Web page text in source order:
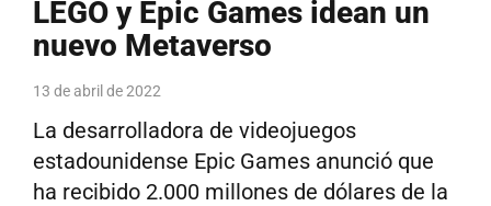
LEGO y Epic Games idean un
nuevo Metaverso
13 de abril de 2022
La desarrolladora de videojuegos
estadounidense Epic Games anunció que
ha recibido 2.000 millones de dólares de la